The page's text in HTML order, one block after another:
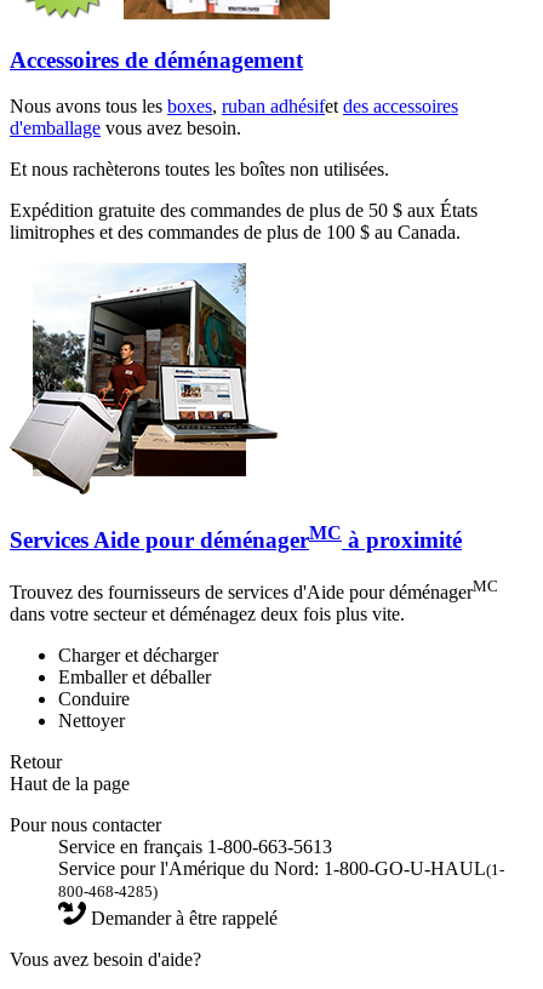
Accessoires de déménagement
Nous avons tous les boxes, ruban adhésifet des accessoires
d'emballage vous avez besoin.
Et nous rachèterons toutes les boîtes non utilisées.
Expédition gratuite des commandes de plus de 50 $ aux États
limitrophes et des commandes de plus de 100 $ au Canada.
Services Aide pour déménagerMC à proximité
Trouvez des fournisseurs de services d'Aide pour déménagerMC
dans votre secteur et déménagez deux fois plus vite.
Charger et décharger
Emballer et déballer
Conduire
Nettoyer
Retour
Haut de la page
Pour nous contacter
Service en français 1-800-663-5613
Service pour l'Amérique du Nord: 1-800-GO-U-HAUL(1-
800-468-4285)
Demander à être rappelé
Vous avez besoin d'aide?